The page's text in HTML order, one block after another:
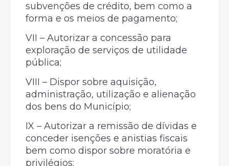
subvenções de crédito, bem como a
forma e os meios de pagamento;
VII – Autorizar a concessão para
exploração de serviços de utilidade
pública;
VIII – Dispor sobre aquisição,
administração, utilização e alienação
dos bens do Município;
IX – Autorizar a remissão de dívidas e
conceder isenções e anistias fiscais
bem como dispor sobre moratória e
privilégios;